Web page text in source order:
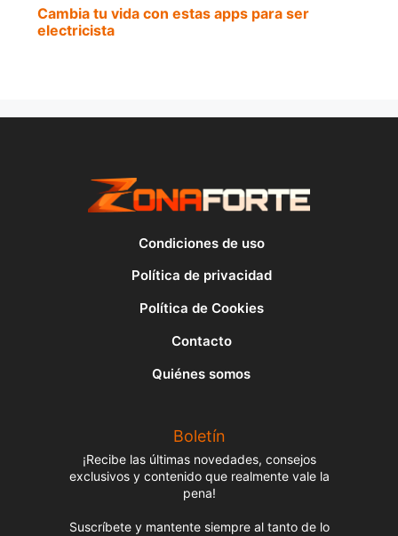
Cambia tu vida con estas apps para ser
electricista
Condiciones de uso
Política de privacidad
Política de Cookies
Contacto
Quiénes somos
Boletín
¡Recibe las últimas novedades, consejos
exclusivos y contenido que realmente vale la
pena!
Suscríbete y mantente siempre al tanto de lo